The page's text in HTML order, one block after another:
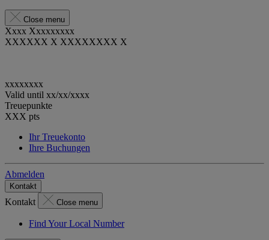
Close menu
Xxxx Xxxxxxxxx
XXXXXX X XXXXXXXX X
xxxxxxxx
Valid until xx/xx/xxxx
Treuepunkte
XXX pts
Ihr Treuekonto
Ihre Buchungen
Abmelden
Kontakt
Kontakt Close menu
Find Your Local Number